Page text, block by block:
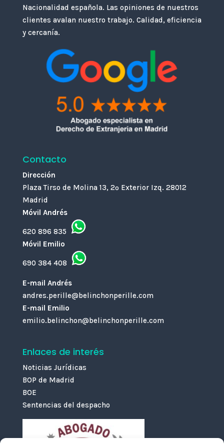
Nacionalidad española. Las opiniones de nuestros
clientes avalan nuestro trabajo. Calidad, eficiencia
y cercanía.
Contacto
Dirección
Plaza Tirso de Molina 13, 2º Exterior Izq. 28012
Madrid
Móvil Andrés
620 896 835
Móvil Emilio
690 384 408
E-mail Andrés
andres.perille@belinchonperille.com
E-mail Emilio
emilio.belinchon@belinchonperille.com
Enlaces de interés
Noticias Jurídicas
BOP de Madrid
BOE
Sentencias del despacho